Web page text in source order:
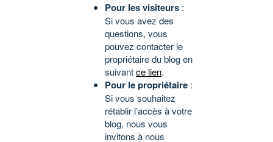
Pour les visiteurs :
Si vous avez des
questions, vous
pouvez contacter le
propriétaire du blog en
suivantce lien.
Pour le propriétaire :
Si vous souhaitez
rétablir l’accès à votre
blog, nous vous
invitons à nous